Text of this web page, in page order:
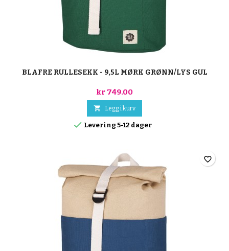
BLAFRE RULLESEKK - 9,5L MØRK GRØNN/LYS GUL
kr 749.00
 Legg i kurv
 Levering 5-12 dager
favorite_border